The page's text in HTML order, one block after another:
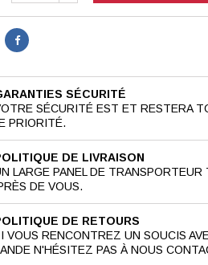
SÉCURITÉ
SÉCURITÉ EST ET RESTERA
PRIORITÉ.
DE LIVRAISON
LARGE PANEL DE TRANSPORTEUR
DE VOUS.
DE RETOURS
VOUS RENCONTREZ UN SOUCIS
N'HÉSITEZ PAS À NOUS